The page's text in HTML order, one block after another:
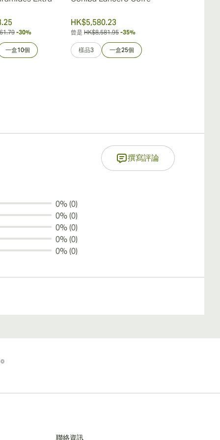
-30%
一盒10個
HK$5,580.23
曾是 HK$8,581.95 -35%
樣品3 一盒25個
撰寫評論
0% (0)
0% (0)
0% (0)
0% (0)
0% (0)
聯絡資訊